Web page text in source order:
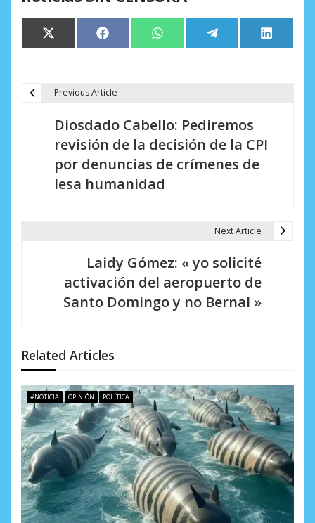
Compartir
en
X
(Twitter)
Compartir
en
Facebook Compartir
en
WhatsApp Compartir
en
Telegram
en
LinkedIn
d
e
e
n
t
r
a
Previous Article
Diosdado Cabello: Pediremos
revisión de la decisión de la CPI
por denuncias de crímenes de
lesa humanidad
Next Article
Laidy Gómez: « yo solicité
activación del aeropuerto de
Santo Domingo y no Bernal »
Related Articles
#NOTICIA OPINIÓN POLÍTICA